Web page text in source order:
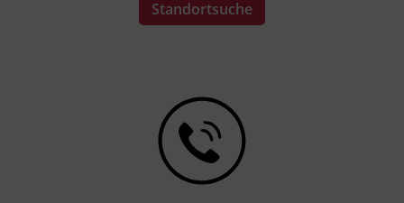
Standortsuche